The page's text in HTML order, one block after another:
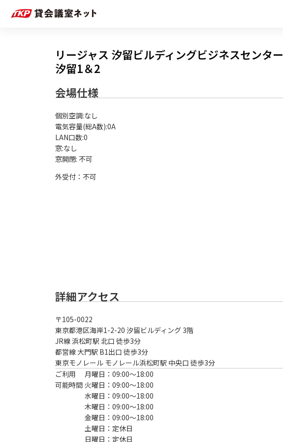
リージャス 汐留ビルディングビジネスセンター
汐留1＆2
会場仕様
個別空調:なし
電気容量(総A数):0A
LAN口数:0
窓:なし
外受付：不可
詳細アクセス
〒105-0022
東京都港区海岸1-2-20 汐留ビルディング 3階
JR線 浜松町駅 北口 徒歩3分
都営線 大門駅 B1出口 徒歩3分
東京モノレール モノレール浜松町駅 中央口 徒歩3分
ご利用
可能時間
月曜日：09:00〜18:00
火曜日：09:00〜18:00
水曜日：09:00〜18:00
木曜日：09:00〜18:00
金曜日：09:00〜18:00
土曜日：定休日
日曜日：定休日